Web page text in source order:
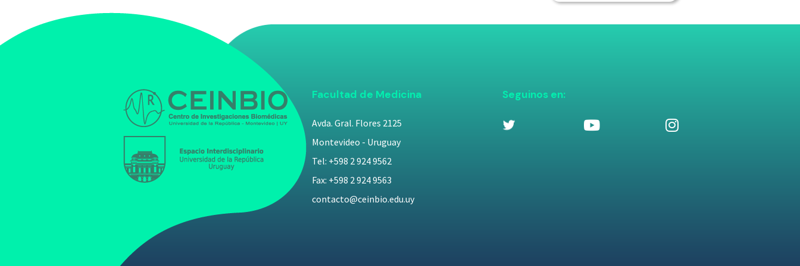
Facultad de Medicina
Avda. Gral. Flores 2125
Montevideo - Uruguay
Tel: +598 2 924 9562
Fax: +598 2 924 9563
contacto@ceinbio.edu.uy
Seguinos en: